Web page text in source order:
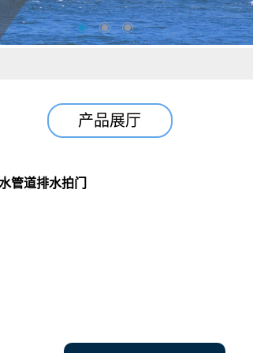
产品展厅
管道排水拍门